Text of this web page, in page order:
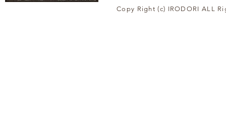
Copy Right (c) IRODORI ALL